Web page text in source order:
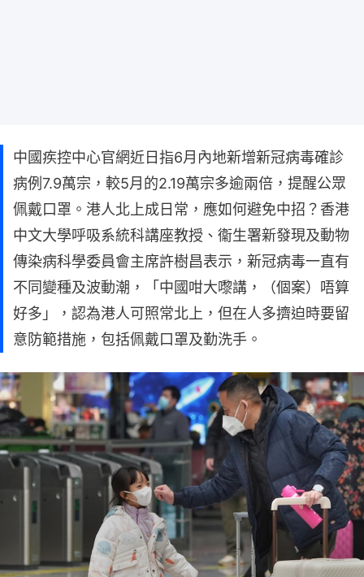
中國疾控中心官網近日指6月內地新增新冠病毒確診
病例7.9萬宗，較5月的2.19萬宗多逾兩倍，提醒公眾
佩戴口罩。港人北上成日常，應如何避免中招？香港
中文大學呼吸系統科講座教授、衞生署新發現及動物
傳染病科學委員會主席許樹昌表示，新冠病毒一直有
不同變種及波動潮，「中國咁大嚟講，（個案）唔算
好多」，認為港人可照常北上，但在人多擠迫時要留
意防範措施，包括佩戴口罩及勤洗手。